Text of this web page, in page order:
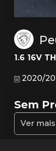
1.6 16V
2020/
Sem
Ver mais